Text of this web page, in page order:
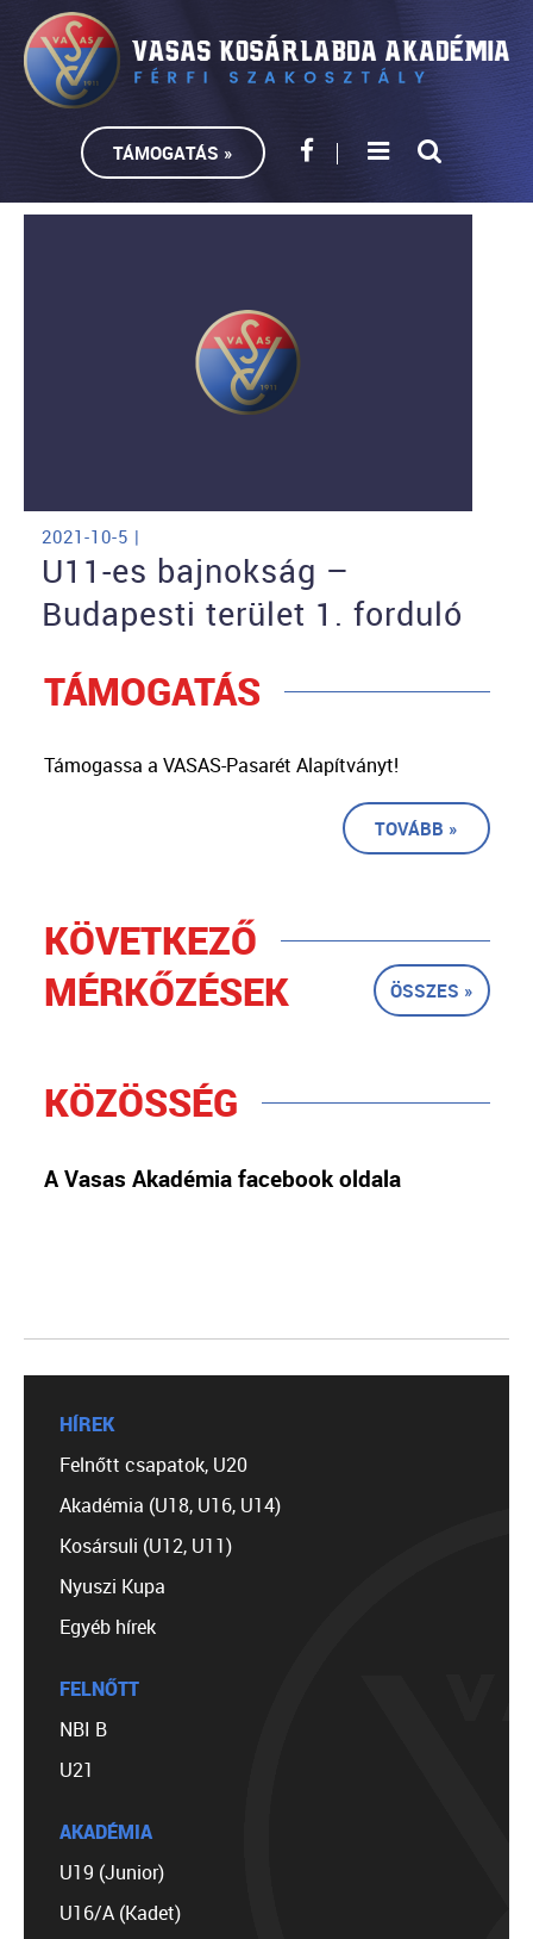
TÁMOGATÁS »
2021-10-5 |
U11-es bajnokság –
Budapesti terület 1. forduló
TÁMOGATÁS
Támogassa a VASAS-Pasarét Alapítványt!
TOVÁBB »
KÖVETKEZŐ
MÉRKŐZÉSEK
ÖSSZES »
KÖZÖSSÉG
A Vasas Akadémia facebook oldala
HÍREK
Felnőtt csapatok, U20
Akadémia (U18, U16, U14)
Kosársuli (U12, U11)
Nyuszi Kupa
Egyéb hírek
FELNŐTT
NBI B
U21
AKADÉMIA
U19 (Junior)
U16/A (Kadet)